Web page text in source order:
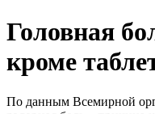
Головная
кроме
По данным Всемирной